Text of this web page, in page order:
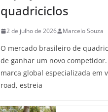
quadriciclos
2 de julho de 2026 Marcelo Souza
O mercado brasileiro de
de ganhar um novo competidor.
marca global especializada em
road, estreia